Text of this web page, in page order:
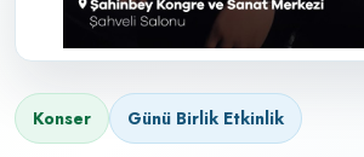
Konser Günü Birlik Etkinlik